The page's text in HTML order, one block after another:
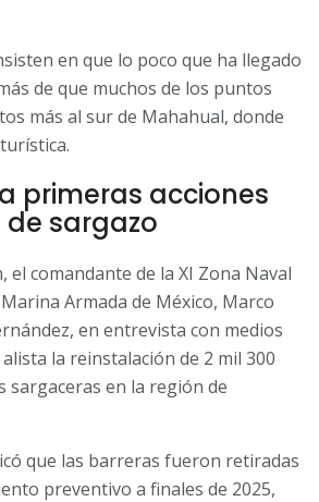
en que lo poco que ha llegado
de que muchos de los puntos
más al sur de Mahahual, donde
primeras acciones
sargazo
el comandante de la XI Zona Naval
Armada de México, Marco
en entrevista con medios
la reinstalación de 2 mil 300
sargaceras en la región de
que las barreras fueron retiradas
preventivo a finales de 2025,